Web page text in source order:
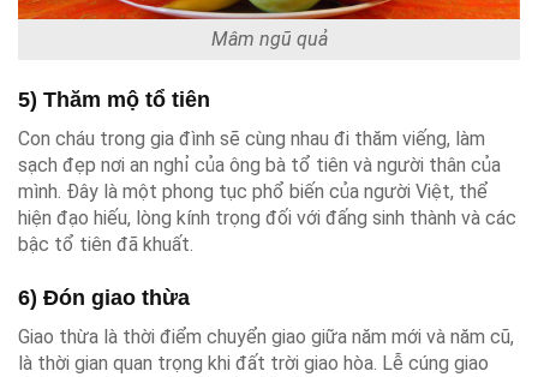
Mâm ngũ quả
5) Thăm mộ tổ tiên
Con cháu trong gia đình sẽ cùng nhau đi thăm viếng, làm
sạch đẹp nơi an nghỉ của ông bà tổ tiên và người thân của
mình. Đây là một phong tục phổ biến của người Việt, thể
hiện đạo hiếu, lòng kính trọng đối với đấng sinh thành và các
bậc tổ tiên đã khuất.
6) Đón giao thừa
Giao thừa là thời điểm chuyển giao giữa năm mới và năm cũ,
là thời gian quan trọng khi đất trời giao hòa. Lễ cúng giao